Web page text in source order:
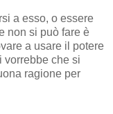
a esso, o essere
non si può fare è
a usare il potere
vorrebbe che si
ragione per